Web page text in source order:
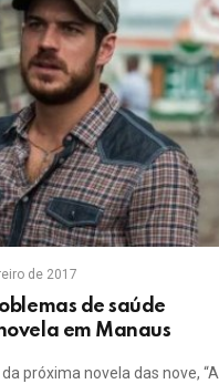
de 2017
de saúde
em Manaus
próxima novela das nove, “A